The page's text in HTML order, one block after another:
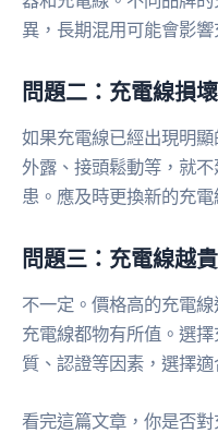
異，長期混用可能會影
問題二：充電線損
如果充電線已經出現明
外露、接頭鬆動等，就
患。應及時更換新的充電
問題三：充電線越
不一定。價格高的充電
充電線都物有所值。選
質、認證等因素，選擇適
看完這篇文章，你是否